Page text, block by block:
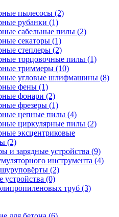
пылесосы (2)
рубанки (1)
сабельные пилы (2)
секаторы (1)
степлеры (2)
торцовочные пилы (1)
триммеры (10)
угловые шлифмашины (8)
фены (1)
фонари (2)
фрезеры (1)
цепные пилы (4)
циркулярные пилы (2)
эксцентриковые
(2)
и зарядные устройства (9)
инструмента (4)
(2)
устройства (0)
труб (3)